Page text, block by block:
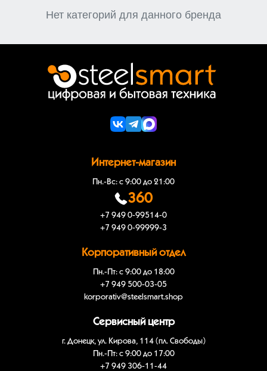
Нет категорий для данного бренда
Интернет-магазин
Пн.-Вс: с 9:00 до 21:00
360
+7 949 0-99514-0
+7 949 0-99999-3
Корпоративный отдел
Пн.-Пт: с 9:00 до 18:00
+7 949 500-03-05
korporativ@steelsmart.shop
Сервисный центр
г. Донецк, ул. Кирова, 114 (пл. Свободы)
Пн.-Пт: с 9:00 до 17:00
+7 949 306-11-44